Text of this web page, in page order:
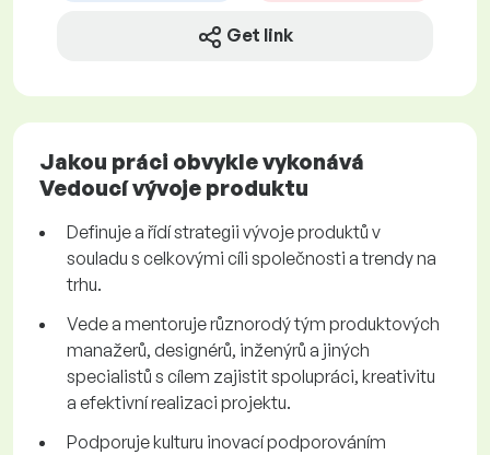
Get link
Jakou práci obvykle vykonává
Vedoucí vývoje produktu
Definuje a řídí strategii vývoje produktů v
souladu s celkovými cíli společnosti a trendy na
trhu.
Vede a mentoruje různorodý tým produktových
manažerů, designérů, inženýrů a jiných
specialistů s cílem zajistit spolupráci, kreativitu
a efektivní realizaci projektu.
Podporuje kulturu inovací podporováním